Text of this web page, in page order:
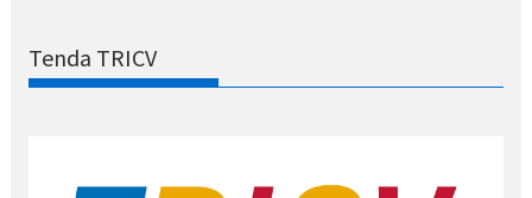
Tenda TRICV